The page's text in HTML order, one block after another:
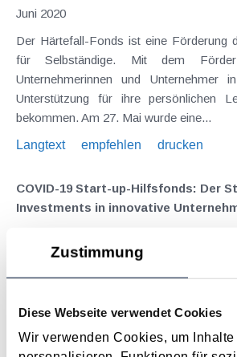
Zustimmung
Diese Webseite verwendet Cookies
Wir verwenden Cookies, um
Juni 2020
Der Härtefall-Fonds ist eine Förderung
für Selbständige. Mit dem
Unternehmerinnen und Unternehmer
Unterstützung für ihre persönlichen
bekommen. Am 27. Mai wurde eine...
Langtext
empfehlen drucken
COVID-19 Start-up-Hilfsfonds: Der
Investments in innovative
Der COVID-19 Start-up Hilfsfonds soll
zur Verbesserung und
aktuelle COVID-19 Krise beeinträchtigt
unterstützt inländische , innovative Klein-